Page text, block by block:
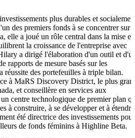
plus durables et
des premiers fonds à se concentrer sur
elle a joué un rôle central dans la mise en
la croissance de l'entreprise avec
a dirigé l'élaboration d'un outil et
rapports de mesure basés sur les
réussite des portefeuilles à triple bilan.
à MaRS Discovery District, le plus
et conseillère en services aux
centre technologique de premier plan
à construire, à se développer et à étendre
été directrice des investissements pour
de fonds féminins à Highline Beta.